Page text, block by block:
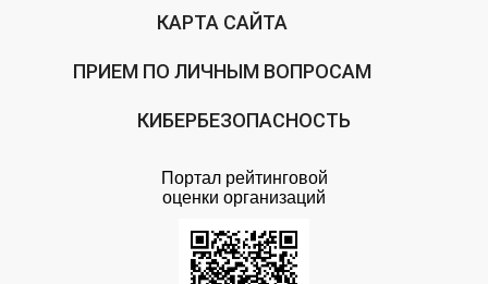
КАРТА САЙТА
ПРИЕМ ПО ЛИЧНЫМ ВОПРОСАМ
КИБЕРБЕЗОПАСНОСТЬ
Портал рейтинговой
оценки организаций